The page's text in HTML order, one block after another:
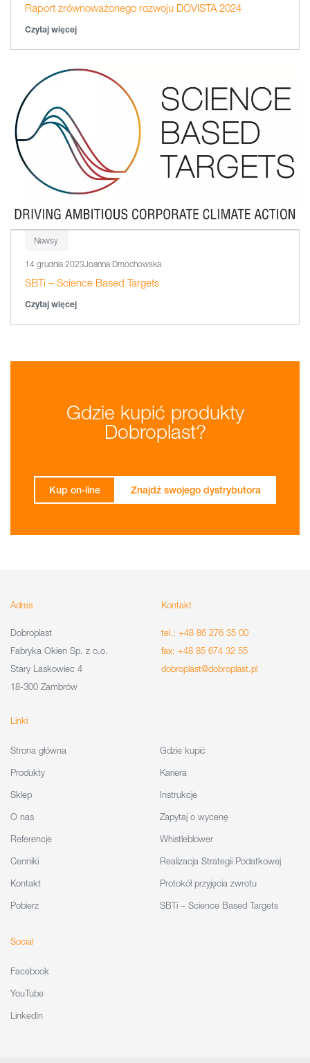
Raport zrównoważonego rozwoju DOVISTA 2024
Czytaj więcej
Newsy
14 grudnia 2023Joanna Dmochowska
SBTi – Science Based Targets
Czytaj więcej
Gdzie kupić produkty
Dobroplast?
Kup on-line Znajdź swojego dystrybutora
Adres
Dobroplast
Fabryka Okien Sp. z o.o.
Stary Laskowiec 4
18-300 Zambrów
Kontakt
tel.: +48 86 276 35 00
fax: +48 85 674 32 55
dobroplast@dobroplast.pl
Linki
Strona główna
Produkty
Sklep
O nas
Referencje
Cenniki
Kontakt
Pobierz
Gdzie kupić
Kariera
Instrukcje
Zapytaj o wycenę
Whistleblower
Realizacja Strategii Podatkowej
Protokół przyjęcia zwrotu
SBTi – Science Based Targets
Social
Facebook
YouTube
LinkedIn